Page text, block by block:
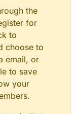
the
for
to
choose to
email, or
to save
your